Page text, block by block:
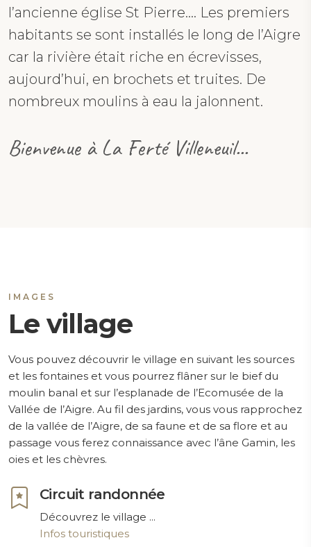
l’ancienne église St Pierre…. Les premiers
habitants se sont installés le long de l’Aigre
car la rivière était riche en écrevisses,
aujourd’hui, en brochets et truites. De
nombreux moulins à eau la jalonnent.
Bienvenue à La Ferté Villeneuil...
IMAGES
Le village
Vous pouvez découvrir le village en suivant les sources
et les fontaines et vous pourrez flâner sur le bief du
moulin banal et sur l’esplanade de l’Ecomusée de la
Vallée de l’Aigre. Au fil des jardins, vous vous rapprochez
de la vallée de l’Aigre, de sa faune et de sa flore et au
passage vous ferez connaissance avec l’âne Gamin, les
oies et les chèvres.
Circuit randonnée
Découvrez le village ...
Infos touristiques